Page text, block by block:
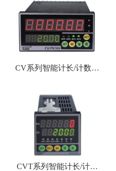
CV系列智能计长/计数器
CVT系列智能计长/计批